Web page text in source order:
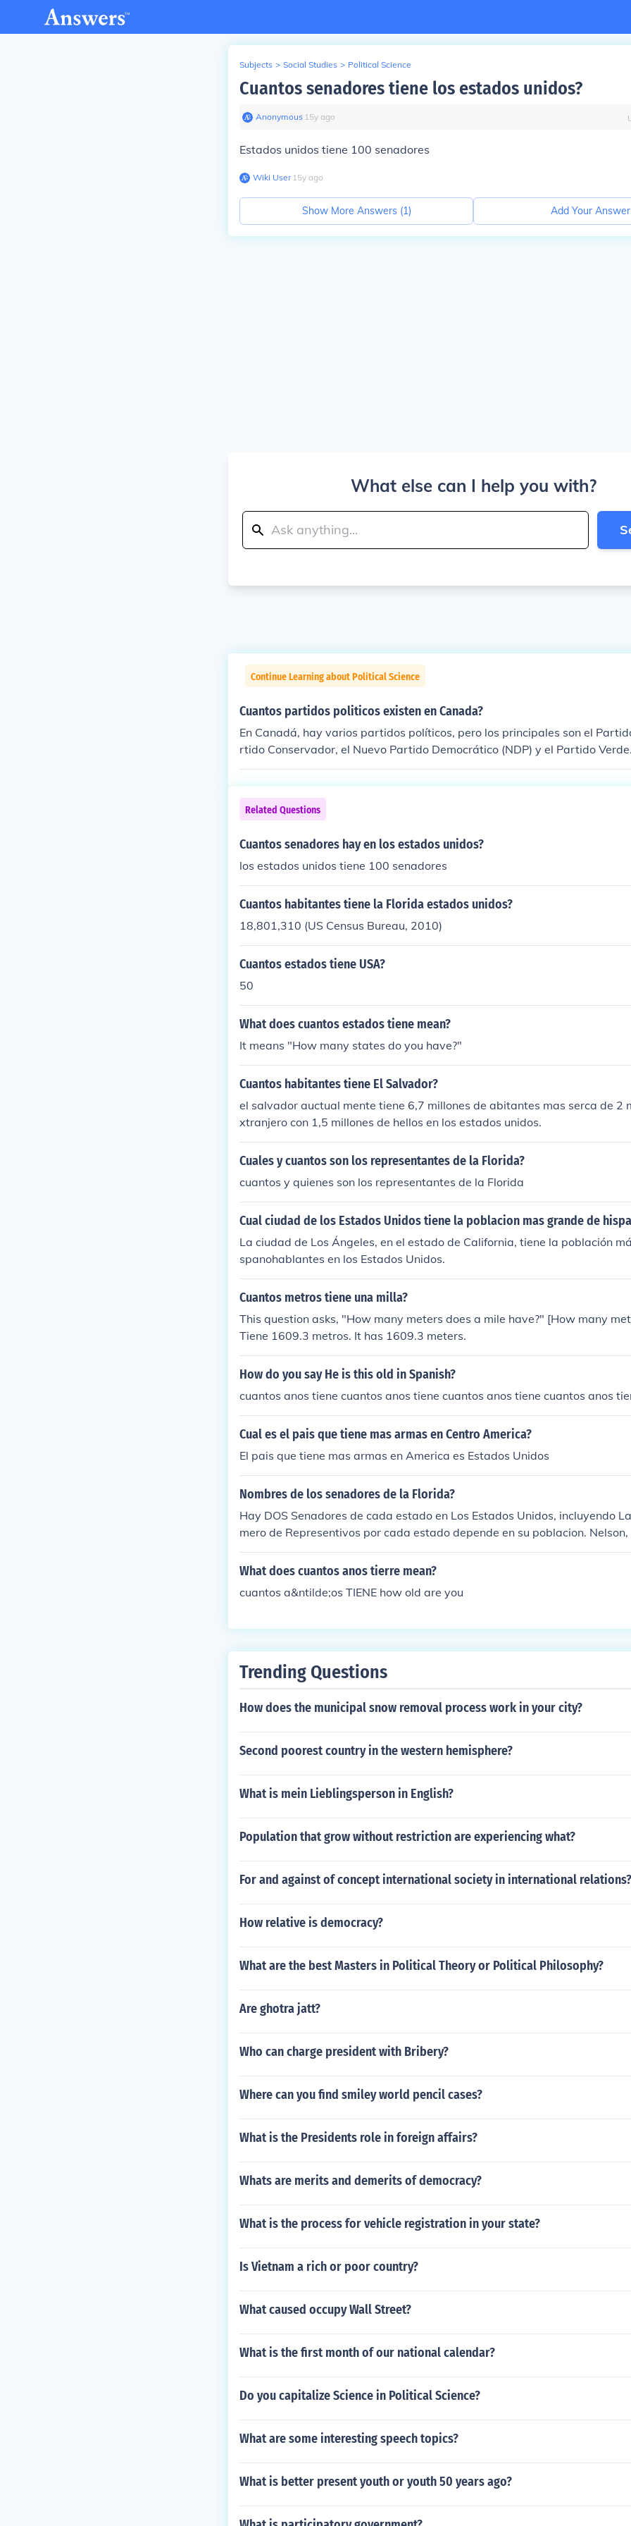
Subjects > Social Studies > Political Science
Cuantos senadores tiene los estados unidos?
Anonymous∙ 15y ago
Estados unidos tiene 100 senadores
Wiki User∙15y ago
Show More Answers (1) Add Your Answer
What else can I help you with?
Continue Learning about Political Science
Cuantos partidos politicos existen en Canada?
En Canadá, hay varios partidos políticos, pero los principales son el
rtido Conservador, el Nuevo Partido Democrático (NDP) y el Partido
ten otros partidos más pequeños que también participan en la política
Related Questions
Cuantos senadores hay en los estados unidos?
los estados unidos tiene 100 senadores
Cuantos habitantes tiene la Florida estados unidos?
18,801,310 (US Census Bureau, 2010)
Cuantos estados tiene USA?
50
What does cuantos estados tiene mean?
It means "How many states do you have?"
Cuantos habitantes tiene El Salvador?
el salvador auctual mente tiene 6,7 millones de abitantes mas serca de 2
xtranjero con 1,5 millones de hellos en los estados unidos.
Cuales y cuantos son los representantes de la Florida?
cuantos y quienes son los representantes de la Florida
Cual ciudad de los Estados Unidos tiene la poblacion mas grande de
La ciudad de Los Ángeles, en el estado de California, tiene la población
spanohablantes en los Estados Unidos.
Cuantos metros tiene una milla?
This question asks, "How many meters does a mile have?" [How many
Tiene 1609.3 metros. It has 1609.3 meters.
How do you say He is this old in Spanish?
cuantos anos tiene cuantos anos tiene cuantos anos tiene cuantos anos
Cual es el pais que tiene mas armas en Centro America?
El pais que tiene mas armas en America es Estados Unidos
Nombres de los senadores de la Florida?
Hay DOS Senadores de cada estado en Los Estados Unidos, incluyendo
mero de Representivos por cada estado depende en su poblacion.
006-2012 Rubio, Marco - (R - FL) 2010-2016
What does cuantos anos tierre mean?
cuantos a&ntilde;os TIENE how old are you
Trending Questions
How does the municipal snow removal process work in your city?
Second poorest country in the western hemisphere?
What is mein Lieblingsperson in English?
Population that grow without restriction are experiencing what?
For and against of concept international society in international relations?
How relative is democracy?
What are the best Masters in Political Theory or Political Philosophy?
Are ghotra jatt?
Who can charge president with Bribery?
Where can you find smiley world pencil cases?
What is the Presidents role in foreign affairs?
Whats are merits and demerits of democracy?
What is the process for vehicle registration in your state?
Is Vietnam a rich or poor country?
What caused occupy Wall Street?
What is the first month of our national calendar?
Do you capitalize Science in Political Science?
What are some interesting speech topics?
What is better present youth or youth 50 years ago?